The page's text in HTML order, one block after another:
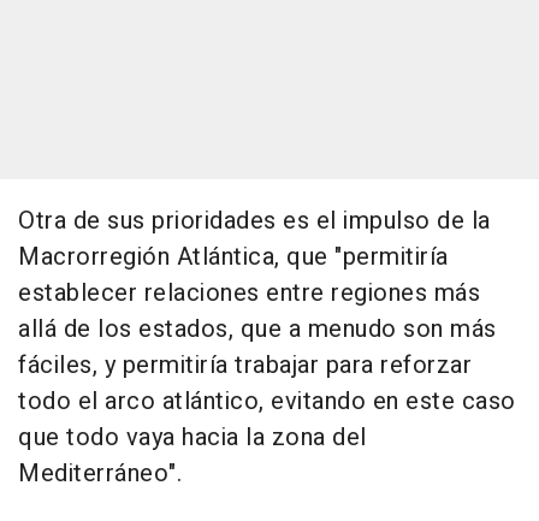
Otra de sus prioridades es el impulso de la
Macrorregión Atlántica, que "permitiría
establecer relaciones entre regiones más
allá de los estados, que a menudo son más
fáciles, y permitiría trabajar para reforzar
todo el arco atlántico, evitando en este caso
que todo vaya hacia la zona del
Mediterráneo".